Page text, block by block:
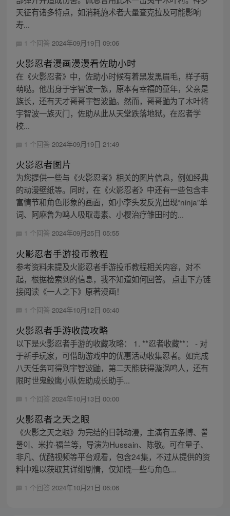
天征有诸多特点，如消耗施术者大量查克拉及可能影响
寿...
1 个回答 2024年09月19日 09:06
火影忍者漫画漫漫看佐助小时
在《火影忍者》中，佐助小时候有着黑发黑眉毛，样子萌
萌哒。他出身于宇智波一族，原本有幸福的童年，父亲是
族长，还有天才哥哥宇智波鼬。然而，哥哥鼬为了木叶将
宇智波一族灭门，佐助从此从天堂跌落地狱。在忍者学
校...
1 个回答 2024年09月19日 21:49
火影忍者图片
为您提供一些与《火影忍者》相关的图片信息，例如经典
的动漫壁纸等。同时，在《火影忍者》中还有一些包含丰
富情节和角色形象的画面，如小李头发反光出现“ninja”单
词、阿麻鲁为鸣人吸取毒素、小樱治疗雏田时的...
1 个回答 2024年09月25日 05:55
火影忍者手游投币教程
参考资料未提及火影忍者手游投币教程相关内容，对不
起，根据检索到的信息，我不知道如何回答。 点击下方链
接阅读《一人之下》原著漫画！
1 个回答 2024年10月12日 06:40
火影忍者手游收藏攻略
以下是火影忍者手游的收藏攻略： 1. **忍者收藏**： - 对
于新手玩家，可借助游戏中的优惠活动收集忍者。如完成
八天任务可得到宇智波鼬，第二天能获得漩涡鸣人，还有
限时世鬼鲛鹰小队佐助成长助手...
1 个回答 2024年10月13日 00:00
火影忍者之天之眼
《火影之天之眼》为完结的日韩动漫，主演有五条博、뿔
뿔이、米拉·福兰等，导演为Hussain、陈敬。可在量子、
非凡、优酷视频等平台观看，包含24集，不过从提供的资
料中难以获取其详细剧情，仅知晓一些与角色...
1 个回答 2024年10月21日 06:06